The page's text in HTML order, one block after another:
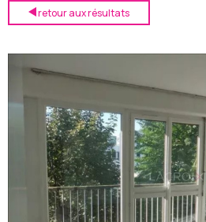
retour aux résultats